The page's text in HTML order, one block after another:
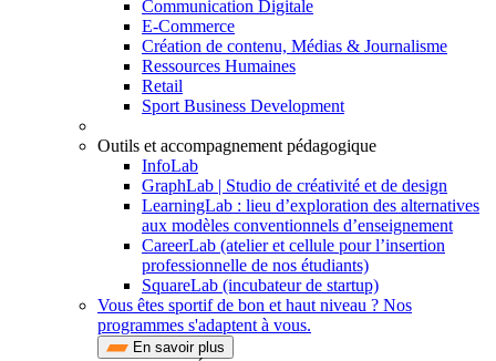
Communication Digitale
E-Commerce
Création de contenu, Médias & Journalisme
Ressources Humaines
Retail
Sport Business Development
Outils et accompagnement pédagogique
InfoLab
GraphLab | Studio de créativité et de design
LearningLab : lieu d’exploration des alternatives
aux modèles conventionnels d’enseignement
CareerLab (atelier et cellule pour l’insertion
professionnelle de nos étudiants)
SquareLab (incubateur de startup)
Vous êtes sportif de bon et haut niveau ? Nos
programmes s'adaptent à vous.
En savoir plus